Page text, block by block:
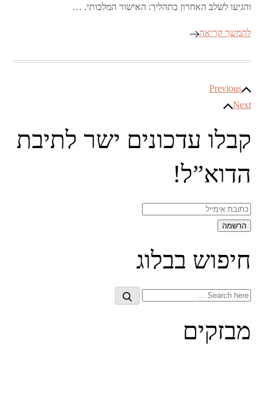
והגיעו לשלב האחרון בתהליך: האישור המלכותי. …
להמשך קריאה
ניווט
Previous
Next
קבלו עדכונים ישר לתיבת
הדוא”ל!
חיפוש בבלוג
Search
Search
מבזקים